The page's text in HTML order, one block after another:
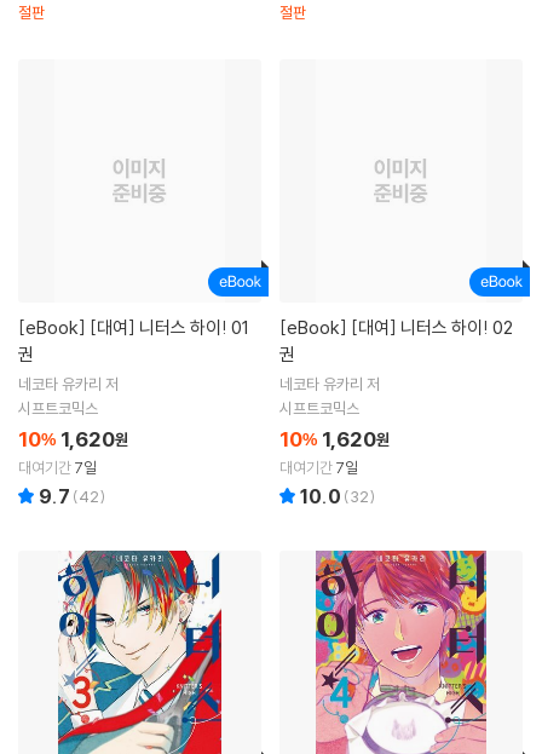
절판
절판
[eBook]
권
네코타 유카리 저
시프트코믹스
10% 1,620원
대여기간7일
9.7 (42)
[eBook]
권
네코타 유카리 저
시프트코믹스
10% 1,620원
대여기간7일
10.0 (32)